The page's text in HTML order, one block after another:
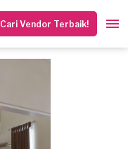
Cari Vendor Terbaik!